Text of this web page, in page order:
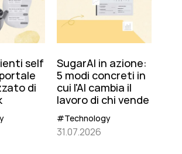
self
di
SugarAI in azione:
5 modi concreti in
cui l'AI cambia il
lavoro di chi vende
#Technology
31.07.2026